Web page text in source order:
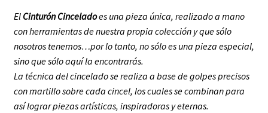
El Cinturón Cinceladoes una pieza única, realizado a mano
con herramientas de nuestra propia colección y que sólo
nosotros tenemos…por lo tanto, no sólo es una pieza especial,
sino que sólo aquí la encontrarás.
La técnica del cincelado se realiza a base de golpes precisos
con martillo sobre cada cincel, los cuales se combinan para
así lograr piezas artísticas, inspiradoras y eternas.